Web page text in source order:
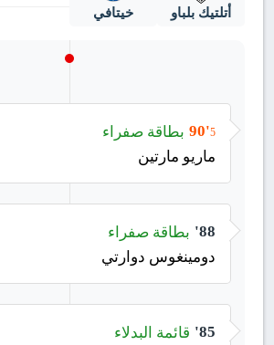
أتلتيك بلباو خيتافي
90'5
بطاقة صفراء
ماريو مارتين
88' بطاقة صفراء
دومينغوس دوارتي
85' قائمة البدلاء